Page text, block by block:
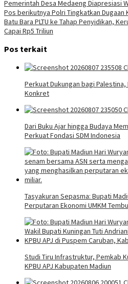
pos
Pemerintah Desa Medaeng Diapresiasi
Pos berikutnya Polri Tingkatkan Dugaan
Batu Bara PLTU ke Tahap Penyidikan,
Capai Rp5 Triliun
Pos terkait
Perkuat Dukungan bagi
Konkret
Dari Buku Ajar hingga Budaya
Perkuat Fondasi SDM Indonesia
Tasyakuran Sepasma: Bupati
Perputaran Ekonomi UMKM
Studi Tiru Infrastruktur, Pemkab
KPBU APJ Kabupaten Madiun